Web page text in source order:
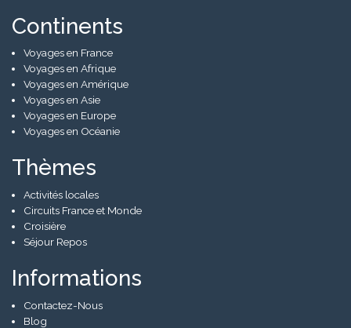
Continents
Voyages en France
Voyages en Afrique
Voyages en Amérique
Voyages en Asie
Voyages en Europe
Voyages en Océanie
Thèmes
Activités locales
Circuits France et Monde
Croisière
Séjour Repos
Informations
Contactez-Nous
Blog